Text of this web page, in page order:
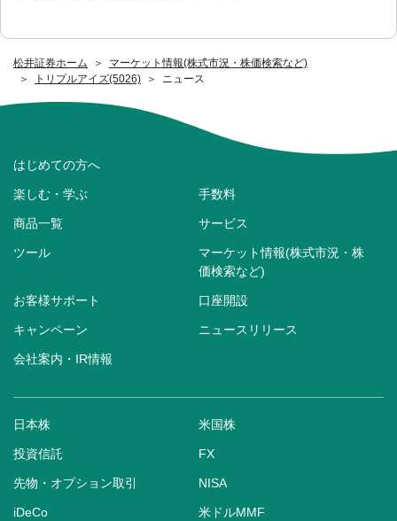
松井証券ホーム
マーケット情報(株式市況・株価検索など)
トリプルアイズ(5026)
ニュース
はじめての方へ
楽しむ・学ぶ 手数料
商品一覧 サービス
ツール
マーケット情報(株式市況・株
価検索など)
お客様サポート 口座開設
キャンペーン ニュースリリース
会社案内・IR情報
日本株 米国株
投資信託 FX
先物・オプション取引 NISA
iDeCo 米ドルMMF